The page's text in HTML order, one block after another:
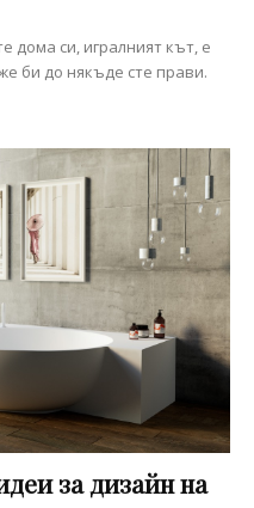
дома си, игралният кът, е
би до някъде сте прави.
за дизайн на